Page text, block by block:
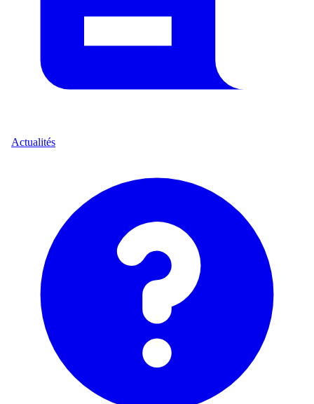
Actualités